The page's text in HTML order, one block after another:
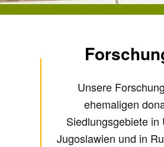
Unsere
ehemaligen
Siedlungsgebiete
Jugoslawien und in